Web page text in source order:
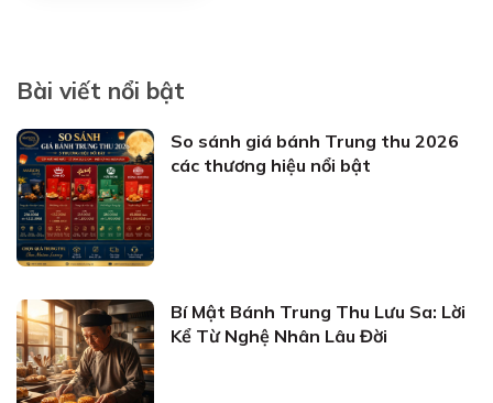
Bài viết nổi bật
So sánh giá bánh Trung thu 2026
các thương hiệu nổi bật
Bí Mật Bánh Trung Thu Lưu Sa: Lời
Kể Từ Nghệ Nhân Lâu Đời